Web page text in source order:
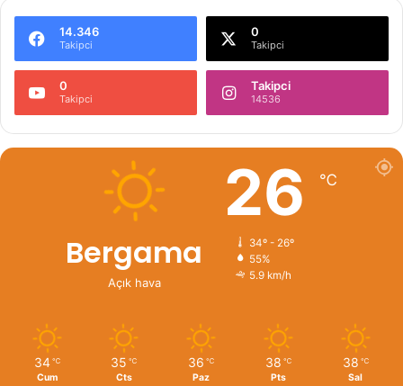
14.346
Takipci
0
Takipci
0
Takipci
Takipci
14536
Bergama
Açık hava
26 ℃
34º - 26º
55%
5.9 km/h
34 ℃
Cum
35 ℃
Cts
36 ℃
Paz
38 ℃
Pts
38 ℃
Sal